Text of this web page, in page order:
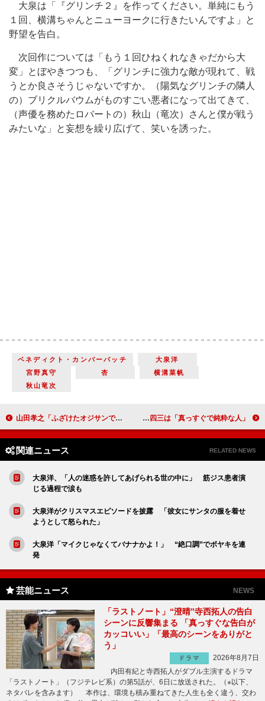
大泉は「『グリンチ２』を作ってください。単純にもう
１回、横溝ちゃんとニューヨークに行きたいんですよ」と
野望を告白。
次回作については「もう１回ひねくれなきゃだから大
変」とぼやきつつも、「グリンチに強力な敵が現れて、戦
うとか良さそうじゃないですか。（陽気なグリンチの隣人
の）ブリクルバウムがものすごい悪者になって出てきて、
（声優を務めたロバートの）秋山（竜次）さんと僕が戦う
みたいな」と妄想を繰り広げて、笑いを誘った。
ベネディクト・カンバーバッチ
大泉洋
宮野真守
杏
横溝菜帆
秋山竜次
山田孝之「ふざけたオジサンで通してたのに」 熱意と気配り明かされ“照れ” 大河主演・中村勘九郎、第１話は“せりふなし” 演じる金栗四三は「真っすぐで純粋な人」
関連ニュース RELATED NEWS
大泉洋、「人の迷惑を許してあげられる世の中に」 筋ジス患者演
じる過程で涙も
大泉洋がクリスマスエピソードを披露 「彼女にサンタの服を着せ
ようとして怒られた」
大泉洋「マイクじゃなくてバナナかよ！」 “絶口調”でボヤキを連
発
芸能ニュース NEWS
「ラストノート」“澄晴”寺西拓人の告白
シーンに反響集まる 「真っすぐな告白が
カッコいい」「最高のシーンをありがと
う」
ドラマ
2026年8月7日
内田有紀と寺西拓人がダブル主演するドラマ
「ラストノート」（フジテレビ系）の第5話が、6日に放送された。（※以下、
ネタバレを含みます） 本作は、環境も積み重ねてきた人生も全く違う、交わ